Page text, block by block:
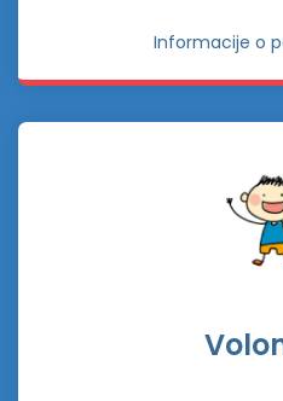
Informacije o